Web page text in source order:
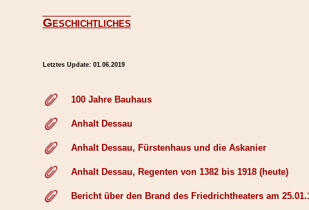
Geschichtliches
Letztes Update: 01.06.2019
100 Jahre Bauhaus
Anhalt Dessau
Anhalt Dessau, Fürstenhaus und die Askanier
Anhalt Dessau, Regenten von 1382 bis 1918 (heute)
Bericht über den Brand des Friedrichtheaters am